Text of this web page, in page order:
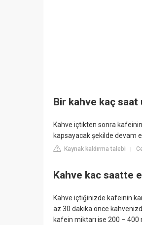
Bir kahve kaç saat
Kahve içtikten sonra
kapsayacak şekilde devam
Kaynak kaldırma talebi |
Kahve kac saatte
Kahve içtiğinizde kafeinin
az 30 dakika önce
kafein miktarı ise 200 –